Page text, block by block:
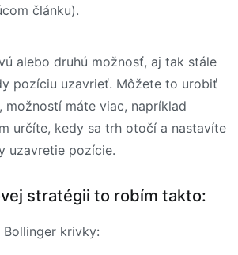
článku).
alebo druhú možnosť, aj tak stále
pozíciu uzavrieť. Môžete to urobiť
možností máte viac, napríklad
určíte, kedy sa trh otočí a nastavíte
uzavretie pozície.
stratégii to robím takto:
krivky: